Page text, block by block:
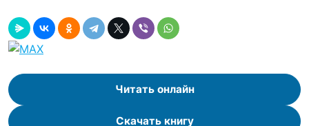
Читать онлайн
Скачать книгу